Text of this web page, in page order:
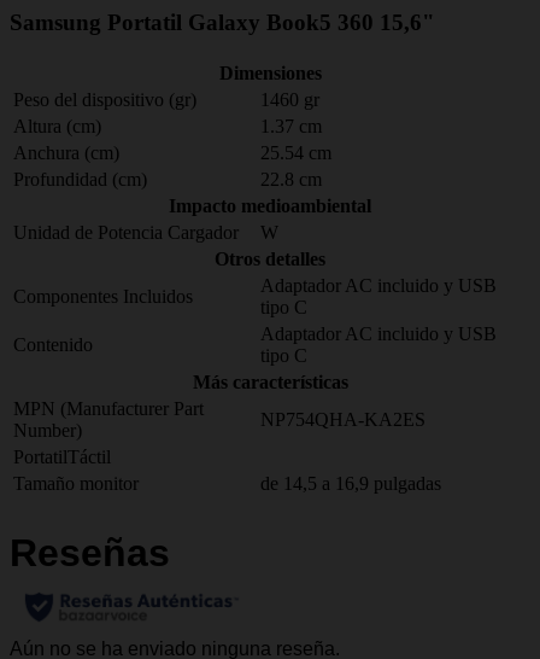
Samsung Portatil Galaxy Book5 360 15,6"
Dimensiones
Peso del dispositivo (gr)
1460 gr
Altura (cm)
1.37 cm
Anchura (cm)
25.54 cm
Profundidad (cm)
22.8 cm
Impacto medioambiental
Unidad de Potencia Cargador
W
Otros detalles
Componentes Incluidos
Adaptador AC incluido y USB
tipo C
Contenido
Adaptador AC incluido y USB
tipo C
Más características
MPN (Manufacturer Part
Number)
NP754QHA-KA2ES
PortatilTáctil
Tamaño monitor
de 14,5 a 16,9 pulgadas